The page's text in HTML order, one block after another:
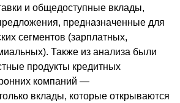
и общедоступные вклады,
предназначенные для
сегментов (зарплатных,
Также из анализа были
продукты кредитных
компаний —
вклады, которые открываются